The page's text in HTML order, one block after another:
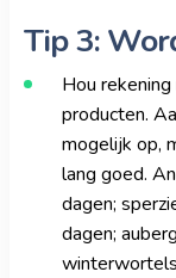
Tip 3:
Hou
producten.
mogelijk op,
lang goed.
dagen;
dagen;